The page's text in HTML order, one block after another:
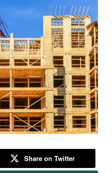
Share on Twitter